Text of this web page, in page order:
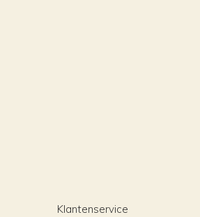
Klantenservice